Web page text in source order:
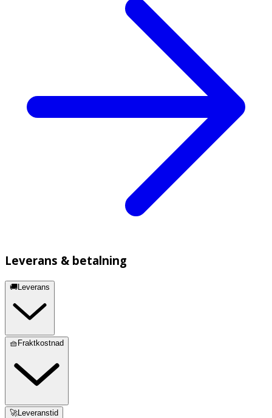
Leverans & betalning
🚚Leverans
🧺Fraktkostnad
🚀Leveranstid